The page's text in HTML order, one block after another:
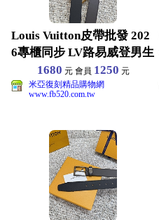
Louis Vuitton皮帶批發 202
6專櫃同步 LV路易威登男生
1680 元 會員 1250 元
米亞復刻精品購物網
www.fb520.com.tw